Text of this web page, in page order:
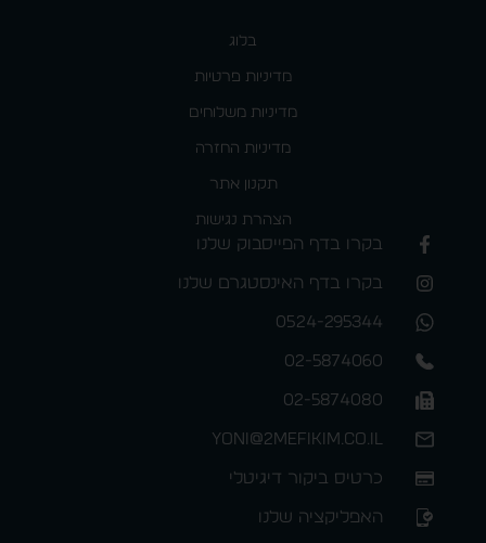
בלוג
מדיניות פרטיות
מדיניות משלוחים
מדיניות החזרה
תקנון אתר
הצהרת נגישות
בקרו בדף הפייסבוק שלנו
בקרו בדף האינסטגרם שלנו
0524-295344
02-5874060
02-5874080
yoni@2mefikim.co.il
כרטיס ביקור דיגיטלי
האפליקציה שלנו